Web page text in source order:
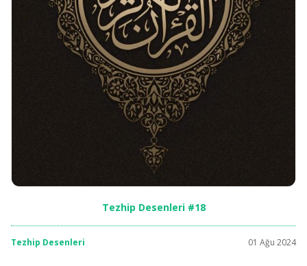
Tezhip Desenleri #18
Tezhip Desenleri 01 Ağu 2024